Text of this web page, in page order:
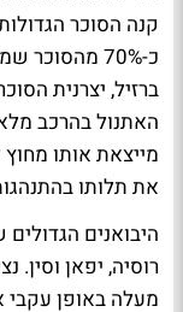
קנה הסוכר
כ-70%
ברזיל, יצרנית
מייצאת אותו מחוץ
את תלותו
היבואנים
רוסיה, יפאן וסין.
מעלה באופן